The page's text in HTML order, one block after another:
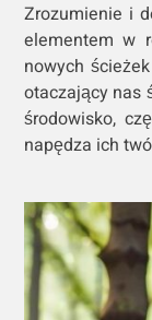
Zrozumienie i
elementem w
nowych
otaczający nas
środowisko,
napędza ich